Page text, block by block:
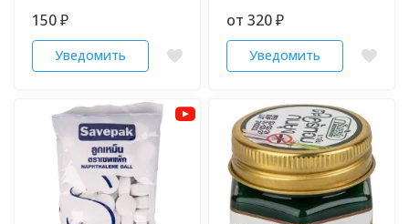
150₽
Уведомить
мягкости белья Downy 20
мл
от 320₽
Уведомить